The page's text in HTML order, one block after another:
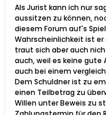
Als Jurist kann ich nur
aussitzen zu können,
diesem Forum auf's
Wahrscheinlichkeit ist
traut sich aber auch
auch, weil es keine gute
auch bei einem
Dem Schuldner ist zu
einen Teilbetrag zu
Willen unter Beweis zu